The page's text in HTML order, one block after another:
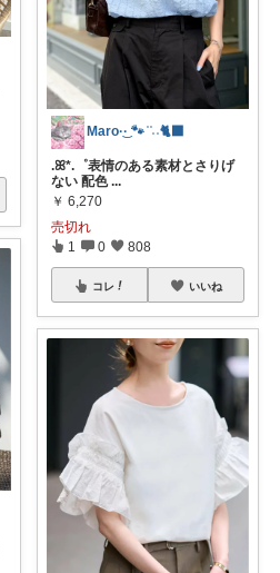
Maro·͜· 🐾 ͗ ͗˒˒🐈‍⬛
.ꕤ*.゜表情のある素材とさりげ
ない 配色 ...
￥ 6,270
売切れ
1 0 808
コレ いいね